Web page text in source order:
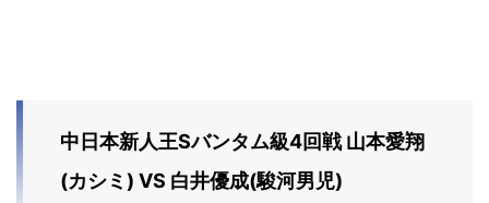
中日本新人王Sバンタム級4回戦 山本愛翔
(カシミ) VS 白井優成(駿河男児)